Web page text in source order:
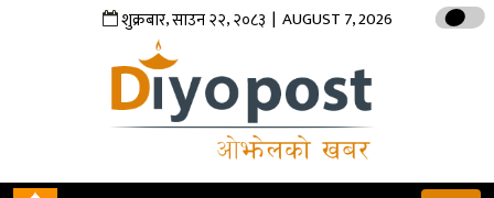
शुक्रबार,साउन२२,२०८३ | AUGUST 7, 2026